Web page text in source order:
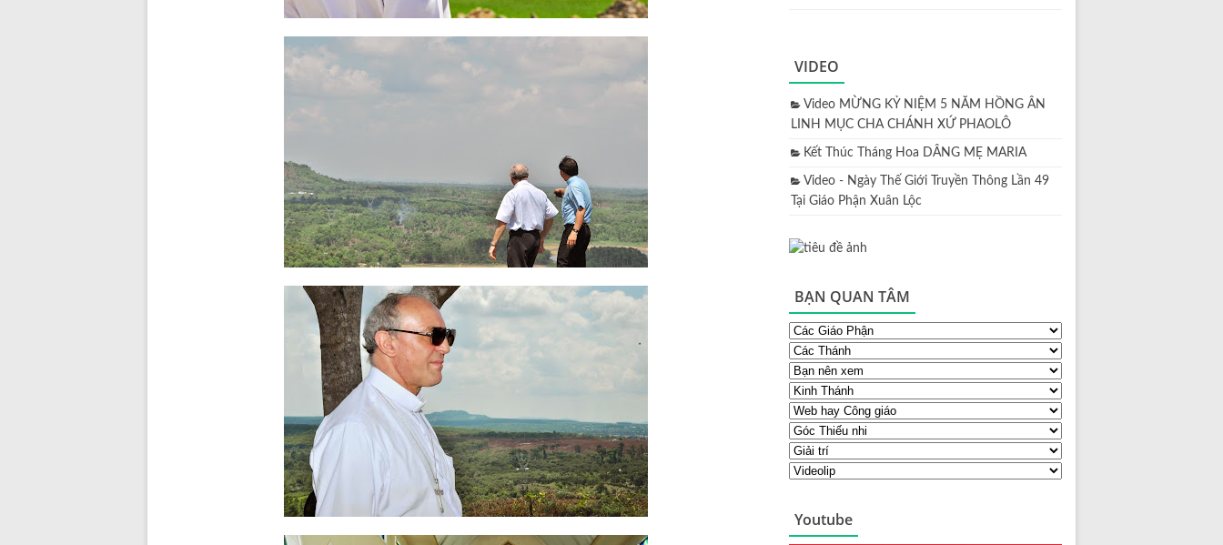
VIDEO
Video MỪNG KỶ NIỆM 5 NĂM HỒNG ÂN
LINH MỤC CHA CHÁNH XỨ PHAOLÔ
Kết Thúc Tháng Hoa DÂNG MẸ MARIA
Video - Ngày Thế Giới Truyền Thông Lần 49
Tại Giáo Phận Xuân Lộc
BẠN QUAN TÂM
Youtube